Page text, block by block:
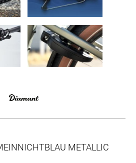
METALLIC